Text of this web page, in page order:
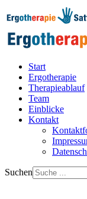
Start
Ergotherapie
Therapieablauf
Team
Einblicke
Kontakt
Suchen